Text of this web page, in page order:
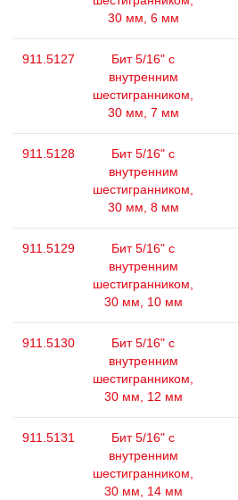
30 мм, 6 мм
911.5127
Бит 5/16" с
внутренним
шестигранником,
30 мм, 7 мм
911.5128
Бит 5/16" с
внутренним
шестигранником,
30 мм, 8 мм
911.5129
Бит 5/16" с
внутренним
шестигранником,
30 мм, 10 мм
911.5130
Бит 5/16" с
внутренним
шестигранником,
30 мм, 12 мм
911.5131
Бит 5/16" с
внутренним
шестигранником,
30 мм, 14 мм